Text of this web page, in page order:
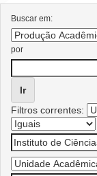
Buscar em:
por
Filtros correntes: